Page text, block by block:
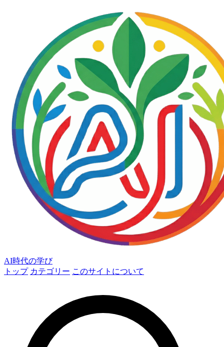
AI時代の学び
トップ カテゴリー このサイトについて